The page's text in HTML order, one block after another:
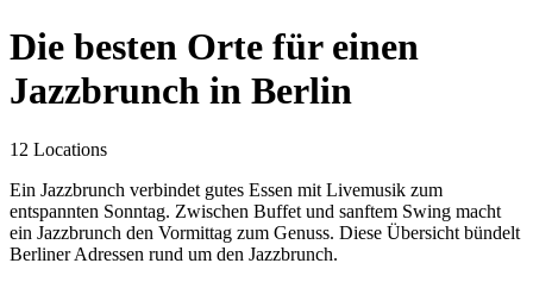
Die besten Orte für einen
Jazzbrunch in Berlin
12 Locations
Ein Jazzbrunch verbindet gutes Essen mit Livemusik zum
entspannten Sonntag. Zwischen Buffet und sanftem Swing macht
ein Jazzbrunch den Vormittag zum Genuss. Diese Übersicht bündelt
Berliner Adressen rund um den Jazzbrunch.